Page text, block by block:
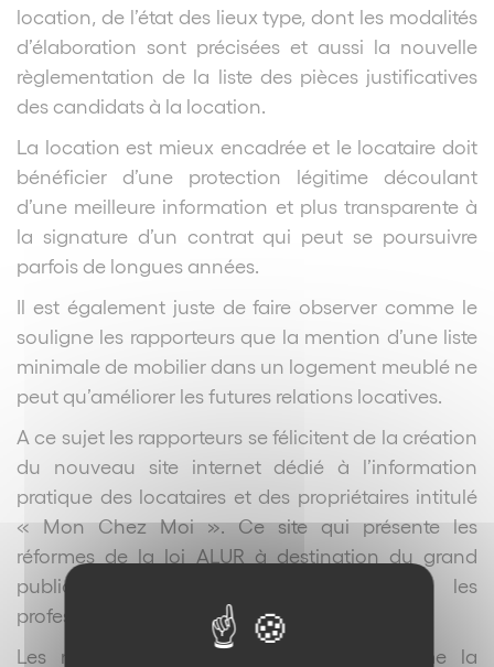
location, de l’état des lieux type, dont les modalités
d’élaboration sont précisées et aussi la nouvelle
règlementation de la liste des pièces justificatives
des candidats à la location.
La location est mieux encadrée et le locataire doit
bénéficier d’une protection légitime découlant
d’une meilleure information et plus transparente à
la signature d’un contrat qui peut se poursuivre
parfois de longues années.
Il est également juste de faire observer comme le
souligne les rapporteurs que la mention d’une liste
minimale de mobilier dans un logement meublé ne
peut qu’améliorer les futures relations locatives.
A ce sujet les rapporteurs se félicitent de la création
du nouveau site internet dédié à l’information
pratique des locataires et des propriétaires intitulé
« Mon Chez Moi ». Ce site qui présente les
réformes de la loi ALUR à destination du grand
public est judicieux également pour les
professionnels.
Les nouveaux droits des locataires comme la